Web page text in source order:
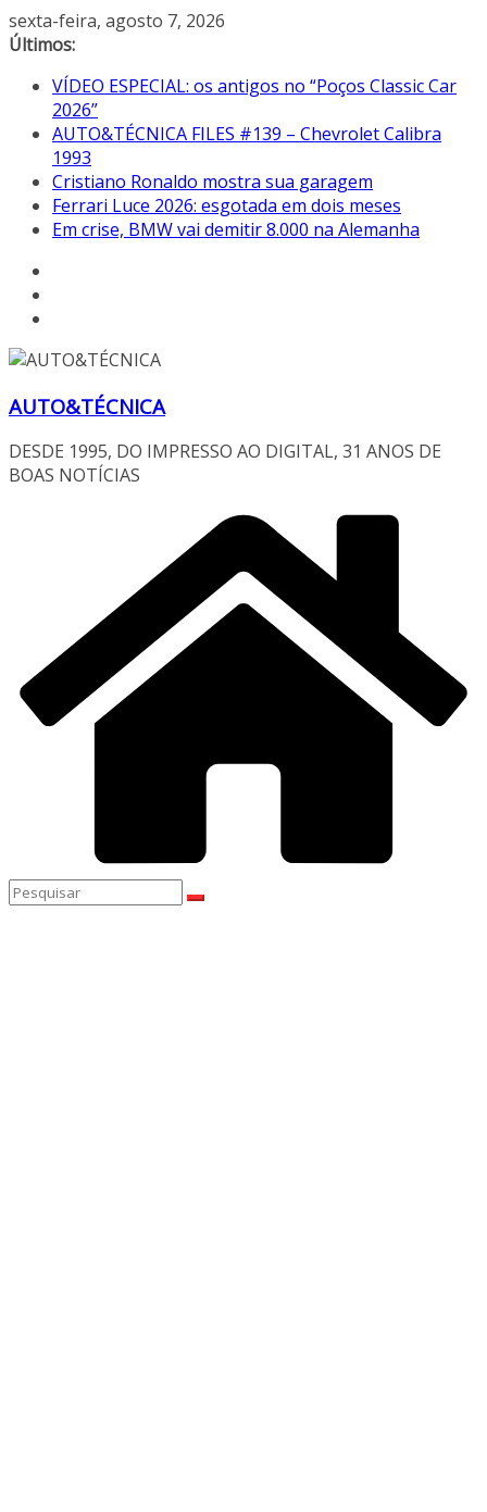
Pular
para
conteúdo
sexta-feira, agosto 7, 2026
Últimos:
VÍDEO ESPECIAL: os antigos no “Poços Classic Car
2026”
AUTO&TÉCNICA FILES #139 – Chevrolet Calibra
1993
Cristiano Ronaldo mostra sua garagem
Ferrari Luce 2026: esgotada em dois meses
Em crise, BMW vai demitir 8.000 na Alemanha
AUTO&TÉCNICA
DESDE 1995, DO IMPRESSO AO DIGITAL, 31 ANOS DE
BOAS NOTÍCIAS